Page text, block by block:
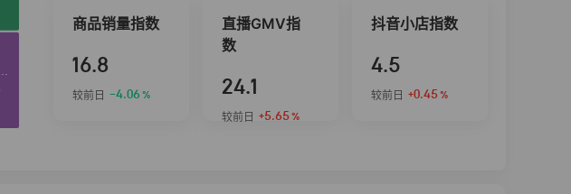
商品销量指数
16.8
较前日 -4.06 %
直播GMV指
数
24.1
较前日 +5.65 %
抖音小店指数
4.5
较前日 +0.45 %